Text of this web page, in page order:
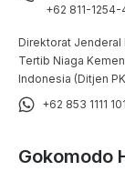
+62 811-
Direktorat Jenderal
Tertib Niaga
Indonesia (Ditjen
+62 853 1111
Gokomodo